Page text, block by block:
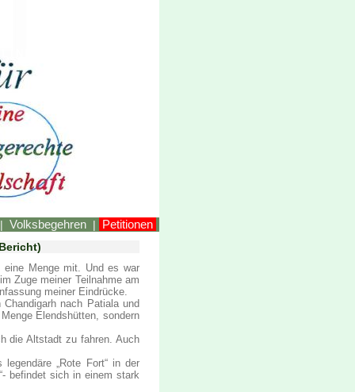
| Volksbegehren | Petitionen
eine Menge mit. Und es war
Zuge meiner Teilnahme am
meiner Eindrücke.
nach Patiala und
Elendshütten, sondern
die Altstadt zu fahren. Auch
„Rote Fort“ in der
befindet sich in einem stark